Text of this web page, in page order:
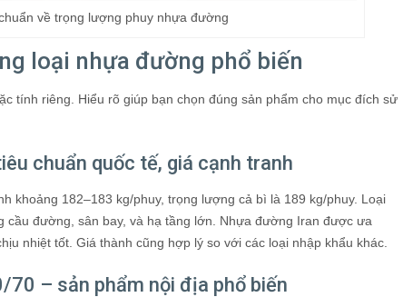
về trọng lượng phuy nhựa đường
loại nhựa đường phổ biến
tính riêng. Hiểu rõ giúp bạn chọn đúng sản phẩm cho mục đích sử
chuẩn quốc tế, giá cạnh tranh
khoảng 182–183 kg/phuy, trọng lượng cả bì là 189 kg/phuy. Loại
cầu đường, sân bay, và hạ tầng lớn. Nhựa đường Iran được ưa
nhiệt tốt. Giá thành cũng hợp lý so với các loại nhập khẩu khác.
– sản phẩm nội địa phổ biến